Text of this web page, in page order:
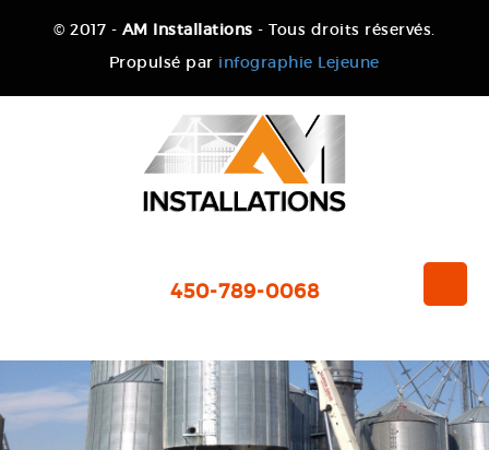
© 2017 - AM Installations - Tous droits réservés.
Propulsé par infographie Lejeune
450-789-0068